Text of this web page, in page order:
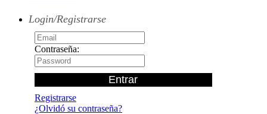
Login/Registrarse
Contraseña:
Registrarse
¿Olvidó su contraseña?